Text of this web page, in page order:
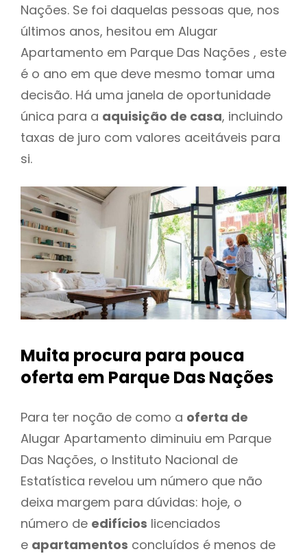
Nações. Se foi daquelas pessoas que, nos
últimos anos, hesitou em Alugar
Apartamento em Parque Das Nações , este
é o ano em que deve mesmo tomar uma
decisão. Há uma janela de oportunidade
única para a aquisição de casa, incluindo
taxas de juro com valores aceitáveis para
si.
Muita procura para pouca
oferta em Parque Das Nações
Para ter noção de como a oferta de
Alugar Apartamento diminuiu em Parque
Das Nações, o Instituto Nacional de
Estatística revelou um número que não
deixa margem para dúvidas: hoje, o
número de edifícios licenciados
e apartamentos concluídos é menos de